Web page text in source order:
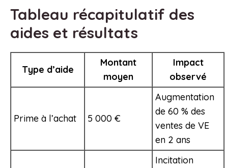
Tableau récapitulatif des
aides et résultats
Type d’aide
Montant
moyen
Impact
observé
Prime à l’achat 5 000 €
Augmentation
de 60 % des
ventes de VE
en 2 ans
Incitation